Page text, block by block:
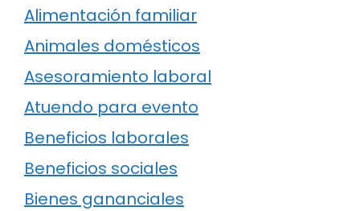
Alimentación familiar
Animales domésticos
Asesoramiento laboral
Atuendo para evento
Beneficios laborales
Beneficios sociales
Bienes gananciales